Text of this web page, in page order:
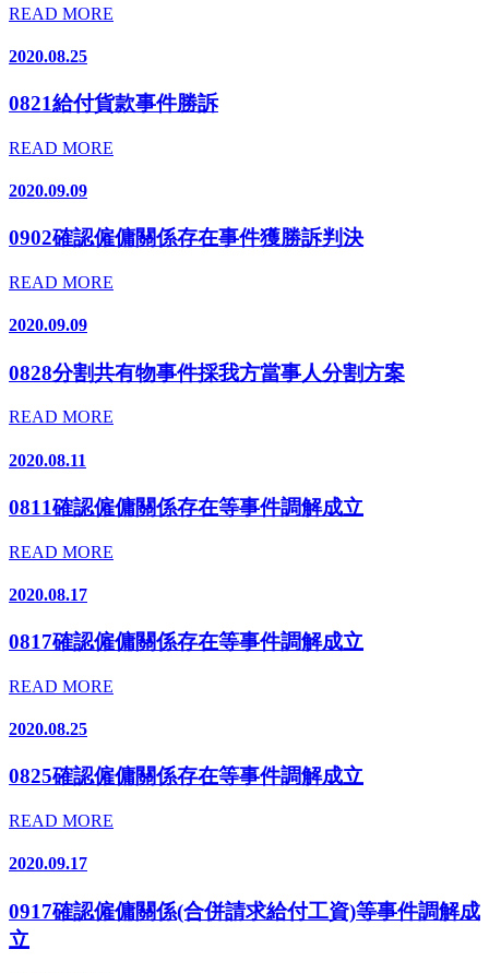
READ MORE
2020.08.25
0821給付貨款事件勝訴
READ MORE
2020.09.09
0902確認僱傭關係存在事件獲勝訴判決
READ MORE
2020.09.09
0828分割共有物事件採我方當事人分割方案
READ MORE
2020.08.11
0811確認僱傭關係存在等事件調解成立
READ MORE
2020.08.17
0817確認僱傭關係存在等事件調解成立
READ MORE
2020.08.25
0825確認僱傭關係存在等事件調解成立
READ MORE
2020.09.17
0917確認僱傭關係(合併請求給付工資)等事件調解成
立